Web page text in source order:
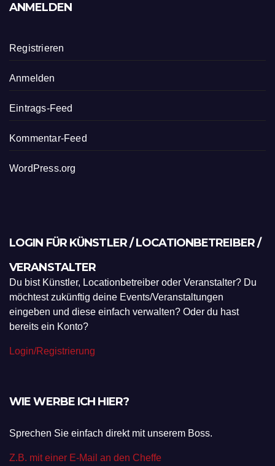
ANMELDEN
Registrieren
Anmelden
Eintrags-Feed
Kommentar-Feed
WordPress.org
LOGIN FÜR KÜNSTLER / LOCATIONBETREIBER /
VERANSTALTER
Du bist Künstler, Locationbetreiber oder Veranstalter? Du
möchtest zukünftig deine Events/Veranstaltungen
eingeben und diese einfach verwalten? Oder du hast
bereits ein Konto?
Login/Registrierung
WIE WERBE ICH HIER?
Sprechen Sie einfach direkt mit unserem Boss.
Z.B. mit einer E-Mail an den Cheffe